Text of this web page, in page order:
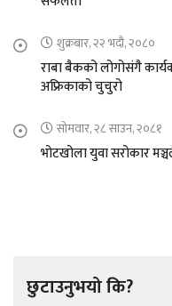
शुक्रबार, २२ भदौ, २०८०
राबा बैकको लोगोसंगै
अफ्रिकाको चुचुरो
सोमवार, २८ साउन, २०८१
भोटखोला युवा सरोकार
छुटाउनुभयो कि?